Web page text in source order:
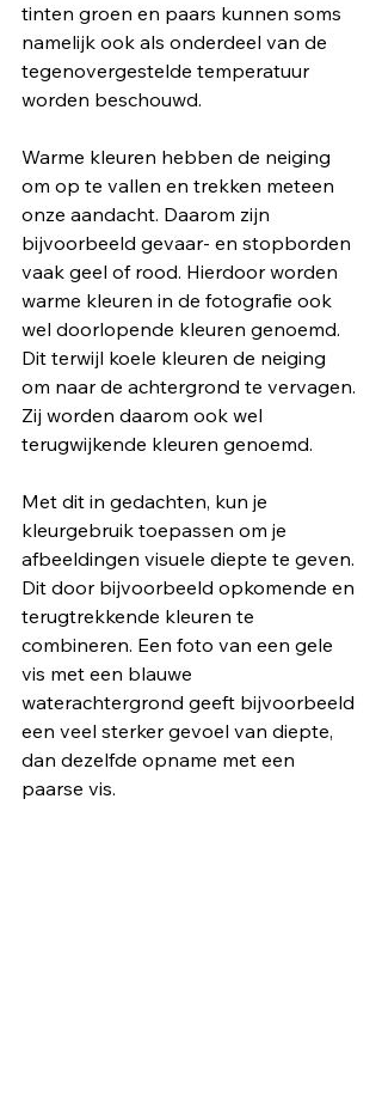
tinten groen en paars kunnen soms
namelijk ook als onderdeel van de
tegenovergestelde temperatuur
worden beschouwd.
Warme kleuren hebben de neiging
om op te vallen en trekken meteen
onze aandacht. Daarom zijn
bijvoorbeeld gevaar- en stopborden
vaak geel of rood. Hierdoor worden
warme kleuren in de fotografie ook
wel doorlopende kleuren genoemd.
Dit terwijl koele kleuren de neiging
om naar de achtergrond te vervagen.
Zij worden daarom ook wel
terugwijkende kleuren genoemd.
Met dit in gedachten, kun je
kleurgebruik toepassen om je
afbeeldingen visuele diepte te geven.
Dit door bijvoorbeeld opkomende en
terugtrekkende kleuren te
combineren. Een foto van een gele
vis met een blauwe
waterachtergrond geeft bijvoorbeeld
een veel sterker gevoel van diepte,
dan dezelfde opname met een
paarse vis.